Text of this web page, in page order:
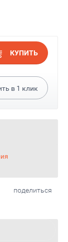
КУПИТЬ
в 1 клик
поделиться